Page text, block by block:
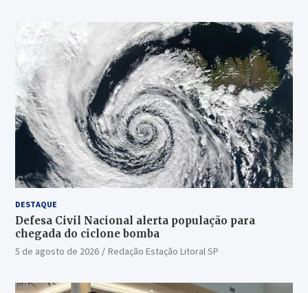
DESTAQUE
Defesa Civil Nacional alerta população para
chegada do ciclone bomba
5 de agosto de 2026 Redação Estação Litoral SP